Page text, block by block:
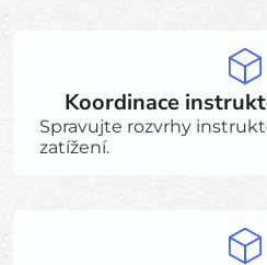
Koordinace
Spravujte rozvrhy
zatížení.